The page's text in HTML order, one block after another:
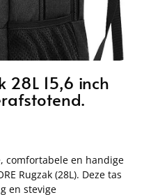
28L 15,6 inch
comfortabele en handige
Rugzak (28L). Deze tas
en stevige